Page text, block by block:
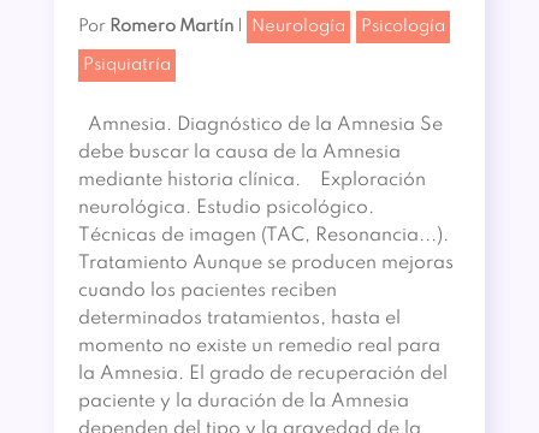
Por Romero Martín| Neurología Psicología
Psiquiatría
Amnesia. Diagnóstico de la Amnesia Se
debe buscar la causa de la Amnesia
mediante historia clínica. Exploración
neurológica. Estudio psicológico.
Técnicas de imagen (TAC, Resonancia...).
Tratamiento Aunque se producen mejoras
cuando los pacientes reciben
determinados tratamientos, hasta el
momento no existe un remedio real para
la Amnesia. El grado de recuperación del
paciente y la duración de la Amnesia